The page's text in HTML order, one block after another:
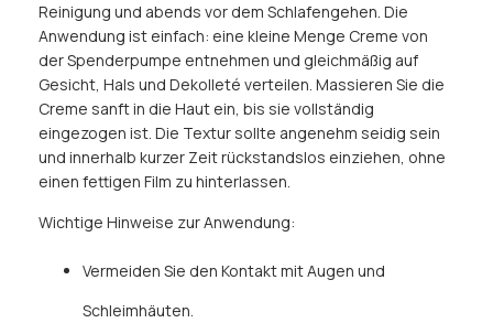
Reinigung und abends vor dem Schlafengehen. Die
Anwendung ist einfach: eine kleine Menge Creme von
der Spenderpumpe entnehmen und gleichmäßig auf
Gesicht, Hals und Dekolleté verteilen. Massieren Sie die
Creme sanft in die Haut ein, bis sie vollständig
eingezogen ist. Die Textur sollte angenehm seidig sein
und innerhalb kurzer Zeit rückstandslos einziehen, ohne
einen fettigen Film zu hinterlassen.
Wichtige Hinweise zur Anwendung:
Vermeiden Sie den Kontakt mit Augen und
Schleimhäuten.